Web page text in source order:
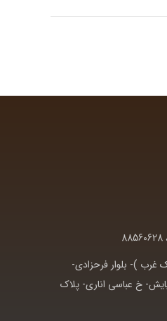
)- بلوار فرحزادی-
خ عباسی اناری- پلاک